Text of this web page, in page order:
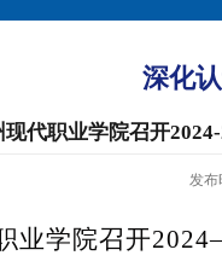
深化
现代职业学院召开
发布
学院召开